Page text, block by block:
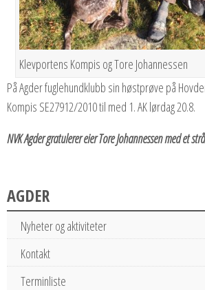
Klevportens Kompis og Tore Johannessen
På Agder fuglehundklubb sin høstprøve på
Kompis SE27912/2010 til med 1. AK lørdag 20.8.
NVK Agder gratulerer eier Tore Johannessen med et
AGDER
Nyheter og aktiviteter
Kontakt
Terminliste